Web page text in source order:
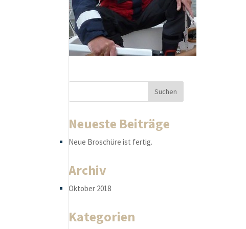
Neueste Beiträge
Neue Broschüre ist fertig.
Archiv
Oktober 2018
Kategorien